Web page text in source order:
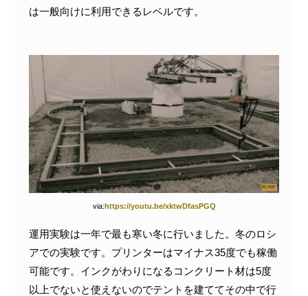
は一般向けに利用できるレベルです。
via:https://youtu.be/xktwDfasPGQ
運用実験は一年で最も寒い冬に行いました。冬のロシ
アでの実験です。プリンターはマイナス35度でも稼働
可能です。インクがわりになるコンクリート材は5度
以上でないと使えないのでテントを建ててその中で行